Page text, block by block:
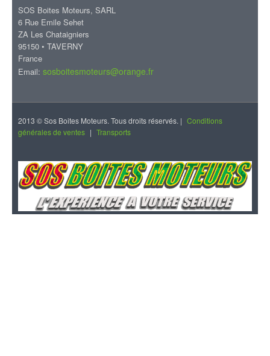
SOS Boites Moteurs, SARL
6 Rue Emile Sehet
ZA Les Chataigniers
95150 • TAVERNY
France
Email: sosboitesmoteurs@orange.fr
2013 © Sos Boites Moteurs. Tous droits réservés. | Conditions
générales de ventes | Transports